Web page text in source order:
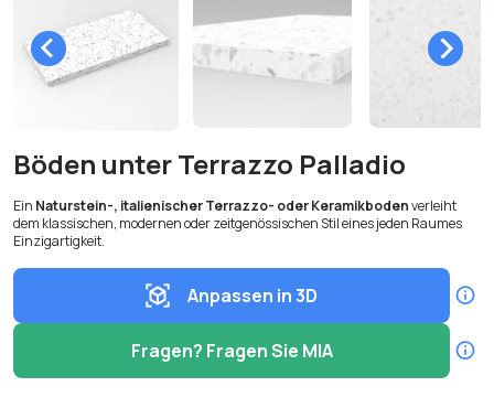
Böden unter Terrazzo Palladio
Ein Naturstein-, italienischer Terrazzo- oder Keramikbodenverleiht
dem klassischen, modernen oder zeitgenössischen Stil eines jeden Raumes
Einzigartigkeit.
Anpassen in 3D
Fragen? Fragen Sie MIA